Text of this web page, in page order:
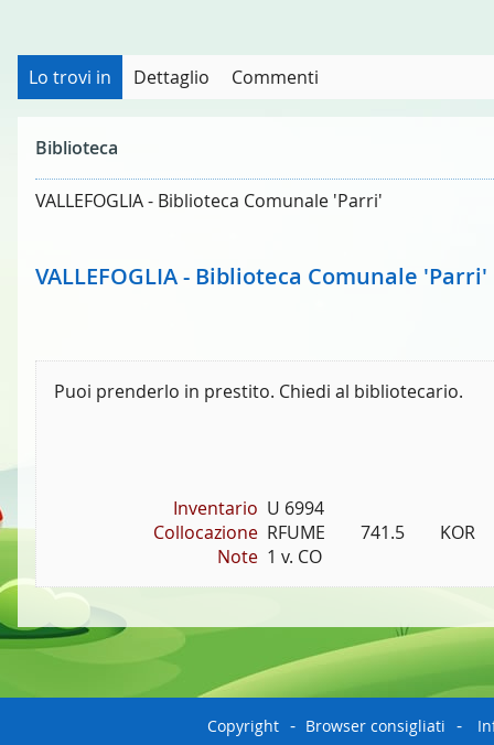
Lo trovi in Dettaglio Commenti
Biblioteca
VALLEFOGLIA - Biblioteca Comunale 'Parri'
VALLEFOGLIA - Biblioteca Comunale 'Parri'
Puoi prenderlo in prestito. Chiedi al bibliotecario.
Inventario U 6994
Collocazione RFUME        741.5        KOR
Note 1 v. CO
Copyright Browser consigliati